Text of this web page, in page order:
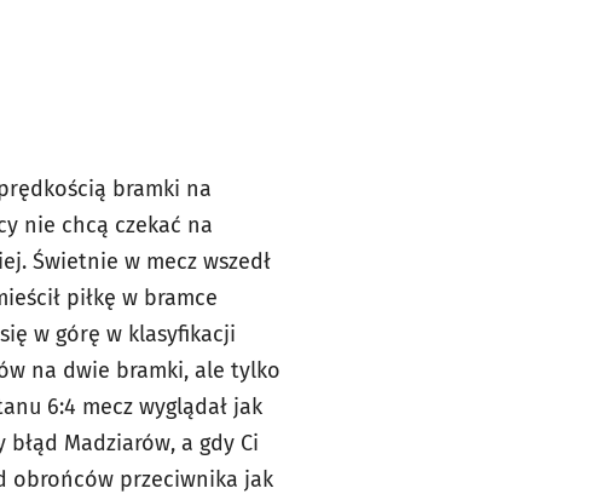
bramki na
nie chcą czekać na
Świetnie w mecz wszedł
piłkę w bramce
w górę w klasyfikacji
na dwie bramki, ale tylko
6:4 mecz wyglądał jak
Madziarów, a gdy Ci
obrońców przeciwnika jak